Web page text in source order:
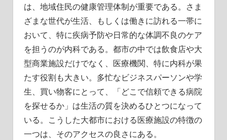
は、地域住民の健康管理体制が重要である。 さま
ざまな世代が生活、もしくは働きに訪れる一帯に
おいて、特に疾病予防や日常的な体調不良のケア
を担うのが内科である。都市の中では飲食店や大
型商業施設だけでなく、医療機関、特に内科が果
たす役割も大きい。多忙なビジネスパーソンや学
生、買い物客にとって、「どこで信頼できる病院
を探せるか」は生活の質を決めるひとつになって
いる。こうした大都市における医療施設の特徴の
一つは、そのアクセスの良さにある。